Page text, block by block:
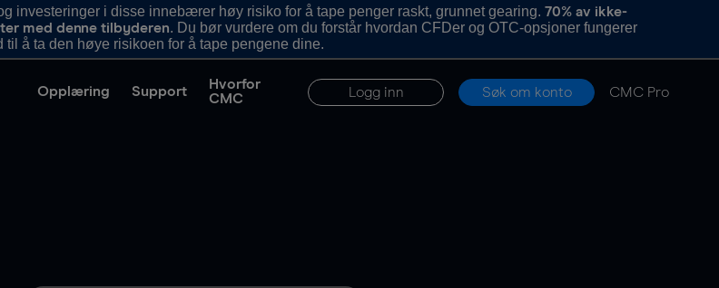
investeringer i disse innebærer høy risiko for å tape penger raskt, grunnet gearing.70% av ikke-
med denne tilbyderen. Du bør vurdere om du forstår hvordan CFDer og OTC-opsjoner fungerer
til å ta den høye risikoen for å tape pengene dine.
Opplæring Support
Hvorfor
CMC
Logg inn Søk om konto CMC Pro